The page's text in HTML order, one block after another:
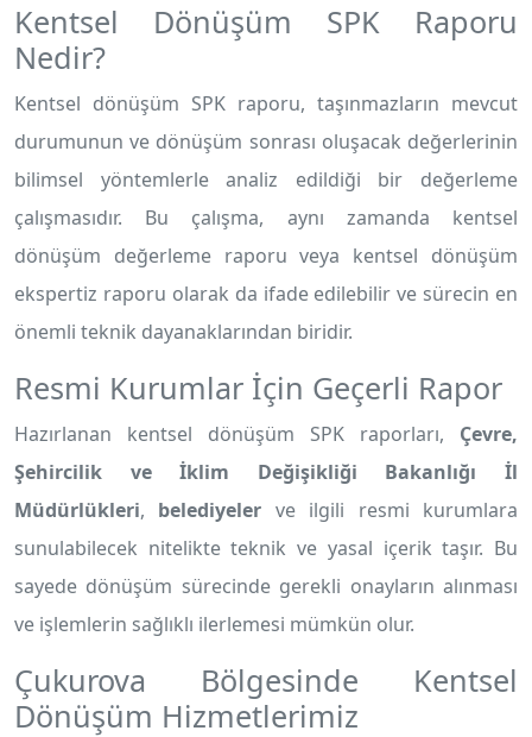
Kentsel Dönüşüm SPK Raporu
Nedir?
Kentsel dönüşüm SPK raporu, taşınmazların mevcut
durumunun ve dönüşüm sonrası oluşacak değerlerinin
bilimsel yöntemlerle analiz edildiği bir değerleme
çalışmasıdır. Bu çalışma, aynı zamanda kentsel
dönüşüm değerleme raporu veya kentsel dönüşüm
ekspertiz raporu olarak da ifade edilebilir ve sürecin en
önemli teknik dayanaklarından biridir.
Resmi Kurumlar İçin Geçerli Rapor
Hazırlanan kentsel dönüşüm SPK raporları, Çevre,
Şehircilik ve İklim Değişikliği Bakanlığı İl
Müdürlükleri, belediyeler ve ilgili resmi kurumlara
sunulabilecek nitelikte teknik ve yasal içerik taşır. Bu
sayede dönüşüm sürecinde gerekli onayların alınması
ve işlemlerin sağlıklı ilerlemesi mümkün olur.
Çukurova Bölgesinde Kentsel
Dönüşüm Hizmetlerimiz